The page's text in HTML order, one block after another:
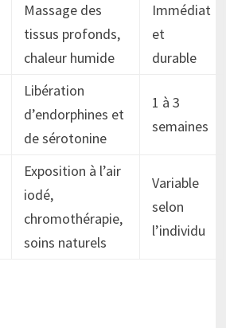
Massage des
tissus profonds,
chaleur humide
Immédiat
et
durable
Libération
d’endorphines et
de sérotonine
1 à 3
semaines
Exposition à l’air
iodé,
chromothérapie,
soins naturels
Variable
selon
l’individu